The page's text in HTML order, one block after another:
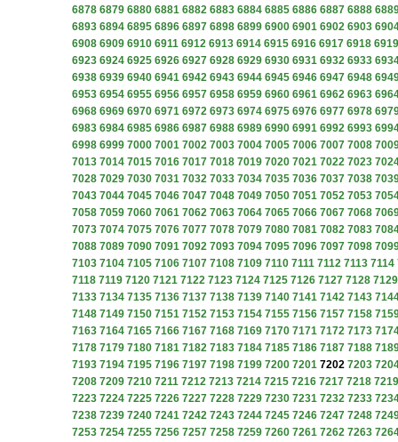
6878 6879 6880 6881 6882 6883 6884 6885 6886 6887 6888
6893 6894 6895 6896 6897 6898 6899 6900 6901 6902 6903
6908 6909 6910 6911 6912 6913 6914 6915 6916 6917 6918 6919
6923 6924 6925 6926 6927 6928 6929 6930 6931 6932 6933
6938 6939 6940 6941 6942 6943 6944 6945 6946 6947 6948
6953 6954 6955 6956 6957 6958 6959 6960 6961 6962 6963
6968 6969 6970 6971 6972 6973 6974 6975 6976 6977 6978
6983 6984 6985 6986 6987 6988 6989 6990 6991 6992 6993
6998 6999 7000 7001 7002 7003 7004 7005 7006 7007 7008
7013 7014 7015 7016 7017 7018 7019 7020 7021 7022 7023
7028 7029 7030 7031 7032 7033 7034 7035 7036 7037 7038
7043 7044 7045 7046 7047 7048 7049 7050 7051 7052 7053
7058 7059 7060 7061 7062 7063 7064 7065 7066 7067 7068
7073 7074 7075 7076 7077 7078 7079 7080 7081 7082 7083
7088 7089 7090 7091 7092 7093 7094 7095 7096 7097 7098
7103 7104 7105 7106 7107 7108 7109 7110 7111 7112 7113 7114
7118 7119 7120 7121 7122 7123 7124 7125 7126 7127 7128 7129
7133 7134 7135 7136 7137 7138 7139 7140 7141 7142 7143
7148 7149 7150 7151 7152 7153 7154 7155 7156 7157 7158
7163 7164 7165 7166 7167 7168 7169 7170 7171 7172 7173
7178 7179 7180 7181 7182 7183 7184 7185 7186 7187 7188
7193 7194 7195 7196 7197 7198 7199 7200 7201 7202 7203
7208 7209 7210 7211 7212 7213 7214 7215 7216 7217 7218 7219
7223 7224 7225 7226 7227 7228 7229 7230 7231 7232 7233
7238 7239 7240 7241 7242 7243 7244 7245 7246 7247 7248
7253 7254 7255 7256 7257 7258 7259 7260 7261 7262 7263